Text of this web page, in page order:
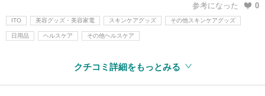
参考になった 0
ITO 美容グッズ・美容家電 スキンケアグッズ その他スキンケアグッズ
日用品 ヘルスケア その他ヘルスケア
クチコミ詳細をもっとみる